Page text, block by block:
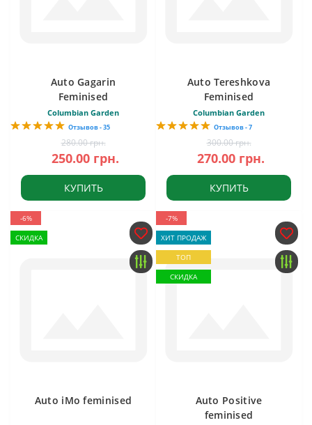
Auto Gagarin
Feminised
Columbian Garden
Отзывов - 35
280.00 грн.
250.00 грн.
КУПИТЬ
Auto Tereshkova
Feminised
Columbian Garden
Отзывов - 7
300.00 грн.
270.00 грн.
КУПИТЬ
-6%
СКИДКА
Auto iMo feminised
-7%
ХИТ ПРОДАЖ
ТОП
СКИДКА
Auto Positive
feminised